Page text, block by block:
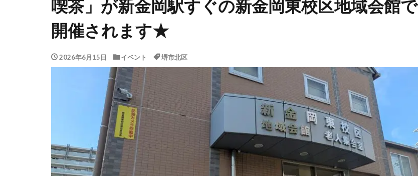
喫茶」が新金岡駅すぐの新金岡東校区地域会館で
開催されます★
2026年6月15日 イベント 堺市北区